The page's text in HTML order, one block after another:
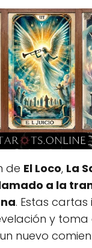
de El Loco, La
a la
. Estas cartas
y toma
nuevo